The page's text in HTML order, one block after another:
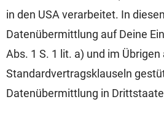
in den USA verarbeitet. In
Datenübermittlung auf Deine
Abs. 1 S. 1 lit. a) und im
Standardvertragsklauseln
Datenübermittlung in